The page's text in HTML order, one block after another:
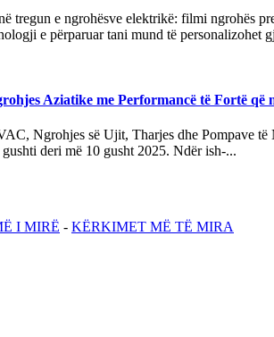
e ngrohësve elektrikë: filmi ngrohës
e përparuar tani mund të personalizohet
Aziatike me Performancë të Fortë që
Ngrohjes së Ujit, Tharjes dhe Pompave
deri më 10 gusht 2025. Ndër ish-...
I MIRË - KËRKIMET MË TË MIRA